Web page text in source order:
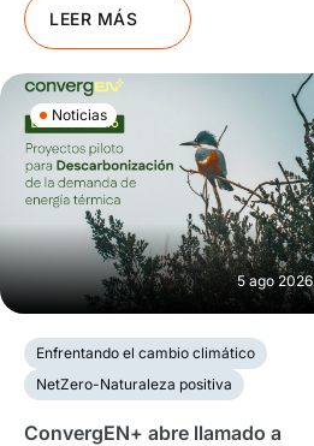
LEER MÁS
Noticias
5 ago 2026
Enfrentando el cambio climático
NetZero-Naturaleza positiva
ConvergEN+ abre llamado a